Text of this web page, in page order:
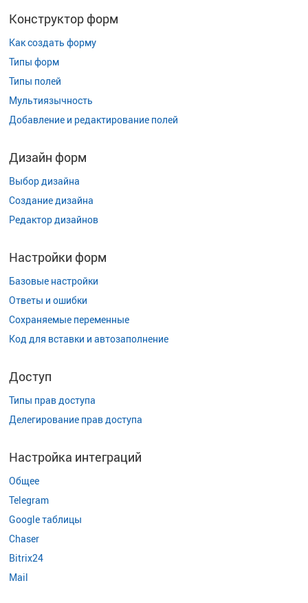
Конструктор форм
Как создать форму
Типы форм
Типы полей
Мультиязычность
Добавление и редактирование полей
Дизайн форм
Выбор дизайна
Создание дизайна
Редактор дизайнов
Настройки форм
Базовые настройки
Ответы и ошибки
Сохраняемые переменные
Код для вставки и автозаполнение
Доступ
Типы прав доступа
Делегирование прав доступа
Настройка интеграций
Общее
Telegram
Google таблицы
Chaser
Bitrix24
Mail